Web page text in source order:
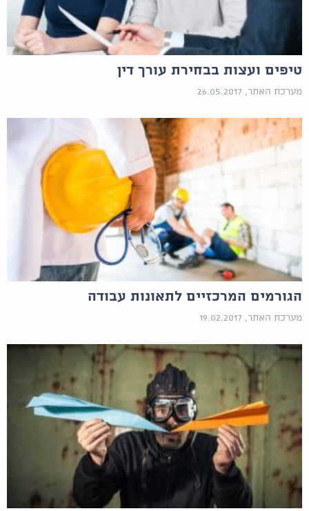
טיפים ועצות בבחירת עורך דין
מערכת האתר, 26.05.2017
הגורמים המרכזיים לתאונות עבודה
מערכת האתר, 19.02.2017